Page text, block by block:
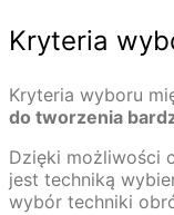
Kryteria
Kryteria wyboru
do tworzenia
Dzięki możliwości
jest techniką
wybór techniki